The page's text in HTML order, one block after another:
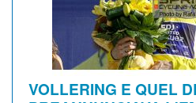
VOLLERING E QUEL